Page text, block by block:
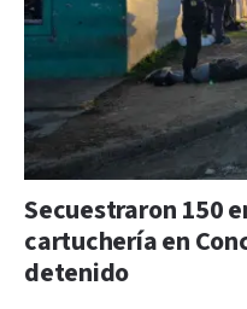
Secuestraron 150
cartuchería en
detenido